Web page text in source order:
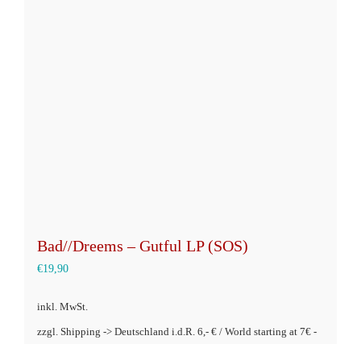
Bad//Dreems – Gutful LP (SOS)
€19,90
inkl. MwSt.
zzgl. Shipping -> Deutschland i.d.R. 6,- € / World starting at 7€ -